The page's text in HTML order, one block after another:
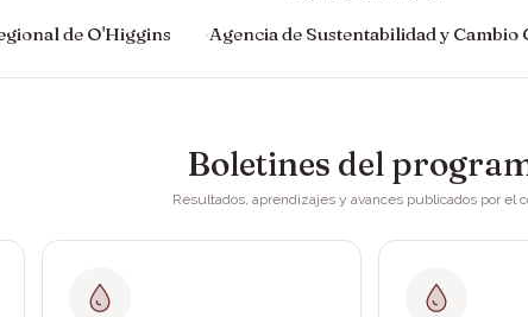
de O'Higgins Agencia de Sustentabilidad y Cambio
Boletines del
Resultados, aprendizajes y avances publicados por el